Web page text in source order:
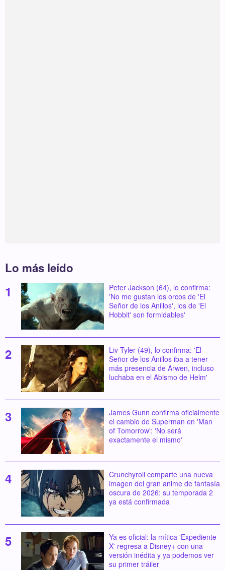
Lo más leído
Peter Jackson (64), lo confirma:
'No me gustan los orcos de 'El
Señor de los Anillos', los de 'El
Hobbit' son formidables'
Liv Tyler (49), lo confirma: 'El
Señor de los Anillos iba a tener
más presencia de Arwen, incluso
luchaba en el Abismo de Helm'
James Gunn confirma oficialmente
el cambio de Superman en 'Man
of Tomorrow': 'No será
exactamente el mismo'
Crunchyroll comparte una nueva
imagen del gran anime de fantasía
oscura de 2026: su temporada 2
ya está confirmada
Ya es oficial: la mítica 'Expediente
X' regresa a Disney+ con una
versión inédita y ya podemos ver
su primer tráiler